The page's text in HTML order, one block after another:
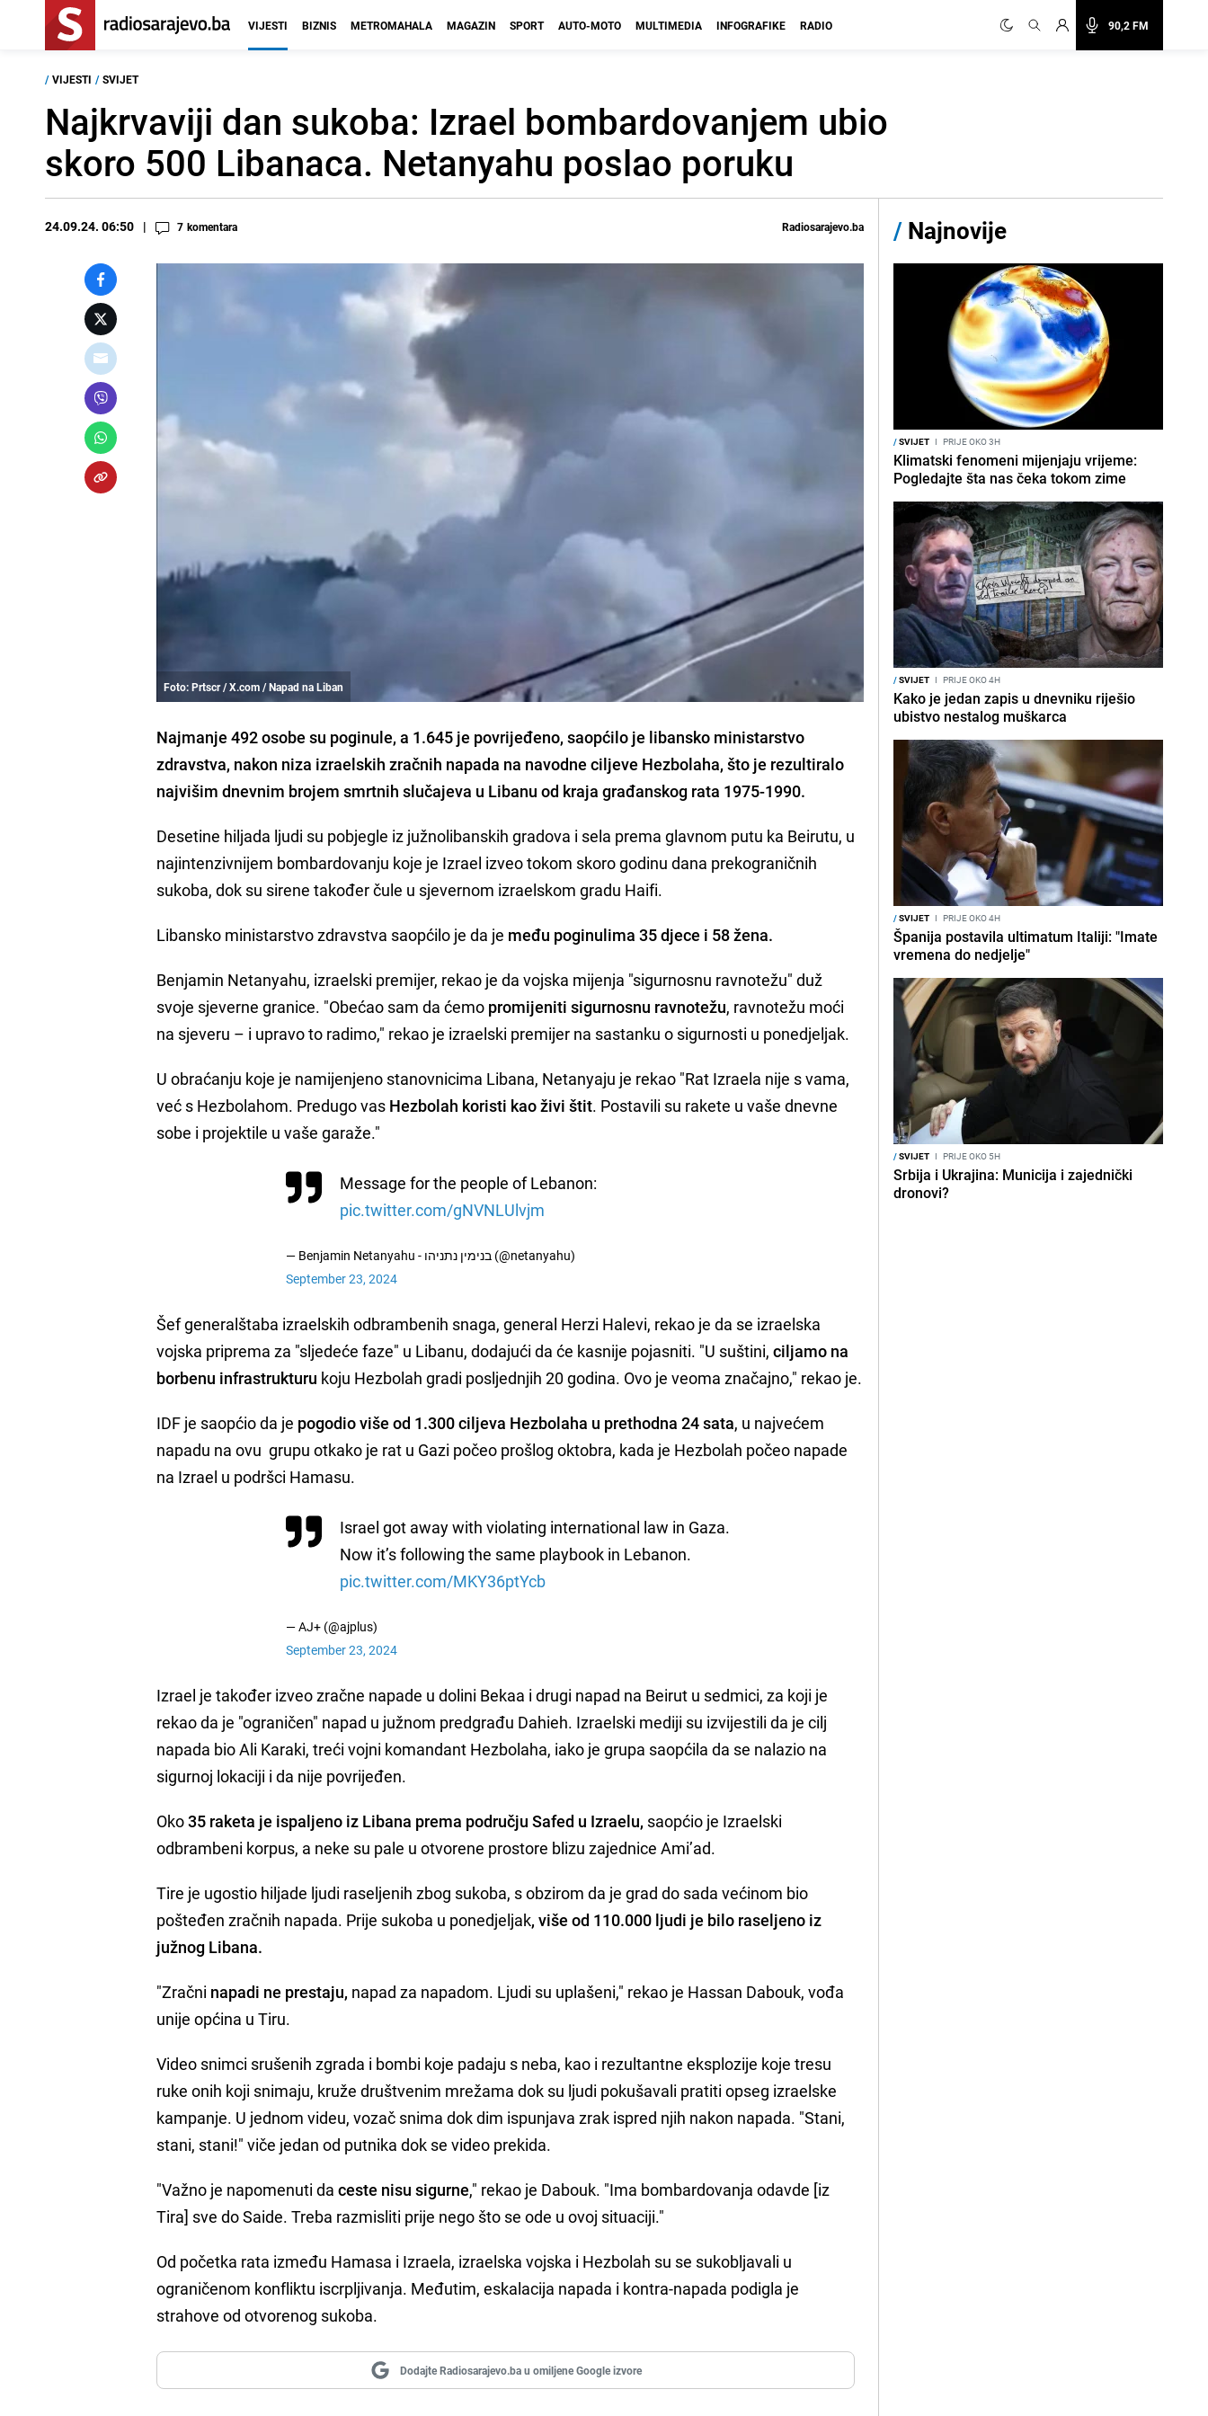
90,2 FM
VIJESTI BIZNIS METROMAHALA MAGAZIN SPORT AUTO-MOTO MULTIMEDIA INFOGRAFIKE RADIO
/ VIJESTI / SVIJET
Najkrvaviji dan sukoba: Izrael bombardovanjem ubio
skoro 500 Libanaca. Netanyahu poslao poruku
24.09.24. 06:50 7 komentara Radiosarajevo.ba
Foto: Prtscr / X.com / Napad na Liban
Najmanje 492 osobe su poginule, a 1.645 je povrijeđeno, saopćilo je libansko ministarstvo
zdravstva, nakon niza izraelskih zračnih napada na navodne ciljeve Hezbolaha, što je rezultiralo
najvišim dnevnim brojem smrtnih slučajeva u Libanu od kraja građanskog rata 1975-1990.
Desetine hiljada ljudi su pobjegle iz južnolibanskih gradova i sela prema glavnom putu ka Beirutu, u
najintenzivnijem bombardovanju koje je Izrael izveo tokom skoro godinu dana prekograničnih
sukoba, dok su sirene također čule u sjevernom izraelskom gradu Haifi.
Libansko ministarstvo zdravstva saopćilo je da je među poginulima 35 djece i 58 žena.
Benjamin Netanyahu, izraelski premijer, rekao je da vojska mijenja "sigurnosnu ravnotežu" duž
svoje sjeverne granice. "Obećao sam da ćemo promijeniti sigurnosnu ravnotežu, ravnotežu moći
na sjeveru – i upravo to radimo," rekao je izraelski premijer na sastanku o sigurnosti u ponedjeljak.
U obraćanju koje je namijenjeno stanovnicima Libana, Netanyaju je rekao "Rat Izraela nije s vama,
već s Hezbolahom. Predugo vas Hezbolah koristi kao živi štit. Postavili su rakete u vaše dnevne
sobe i projektile u vaše garaže."
Message for the people of Lebanon:
pic.twitter.com/gNVNLUlvjm
— Benjamin Netanyahu - בנימין נתניהו (@netanyahu)
September 23, 2024
Šef generalštaba izraelskih odbrambenih snaga, general Herzi Halevi, rekao je da se izraelska
vojska priprema za "sljedeće faze" u Libanu, dodajući da će kasnije pojasniti. "U suštini,ciljamo na
borbenu infrastrukturu koju Hezbolah gradi posljednjih 20 godina. Ovo je veoma značajno," rekao je.
IDF je saopćio da je pogodio više od 1.300 ciljeva Hezbolaha u prethodna 24 sata, u najvećem
napadu na ovu grupu otkako je rat u Gazi počeo prošlog oktobra, kada je Hezbolah počeo napade
na Izrael u podršci Hamasu.
Israel got away with violating international law in Gaza.
Now it’s following the same playbook in Lebanon.
pic.twitter.com/MKY36ptYcb
— AJ+ (@ajplus)
September 23, 2024
Izrael je također izveo zračne napade u dolini Bekaa i drugi napad na Beirut u sedmici, za koji je
rekao da je "ograničen" napad u južnom predgrađu Dahieh. Izraelski mediji su izvijestili da je cilj
napada bio Ali Karaki, treći vojni komandant Hezbolaha, iako je grupa saopćila da se nalazio na
sigurnoj lokaciji i da nije povrijeđen.
Oko35 raketa je ispaljeno iz Libana prema području Safed u Izraelu, saopćio je Izraelski
odbrambeni korpus, a neke su pale u otvorene prostore blizu zajednice Ami’ad.
Tire je ugostio hiljade ljudi raseljenih zbog sukoba, s obzirom da je grad do sada većinom bio
pošteđen zračnih napada. Prije sukoba u ponedjeljak, više od 110.000 ljudi je bilo raseljeno iz
južnog Libana.
"Zračni napadi ne prestaju, napad za napadom. Ljudi su uplašeni," rekao je Hassan Dabouk, vođa
unije općina u Tiru.
Video snimci srušenih zgrada i bombi koje padaju s neba, kao i rezultantne eksplozije koje tresu
ruke onih koji snimaju, kruže društvenim mrežama dok su ljudi pokušavali pratiti opseg izraelske
kampanje. U jednom videu, vozač snima dok dim ispunjava zrak ispred njih nakon napada. "Stani,
stani, stani!" viče jedan od putnika dok se video prekida.
"Važno je napomenuti da ceste nisu sigurne," rekao je Dabouk. "Ima bombardovanja odavde [iz
Tira] sve do Saide. Treba razmisliti prije nego što se ode u ovoj situaciji."
Od početka rata između Hamasa i Izraela, izraelska vojska i Hezbolah su se sukobljavali u
ograničenom konfliktu iscrpljivanja. Međutim, eskalacija napada i kontra-napada podigla je
strahove od otvorenog sukoba.
Dodajte Radiosarajevo.ba u omiljene Google izvore
/ Najnovije
/SVIJET I PRIJE OKO 3H
Klimatski fenomeni mijenjaju vrijeme:
Pogledajte šta nas čeka tokom zime
/SVIJET I PRIJE OKO 4H
Kako je jedan zapis u dnevniku riješio
ubistvo nestalog muškarca
/SVIJET I PRIJE OKO 4H
Španija postavila ultimatum Italiji: "Imate
vremena do nedjelje"
/SVIJET I PRIJE OKO 5H
Srbija i Ukrajina: Municija i zajednički
dronovi?